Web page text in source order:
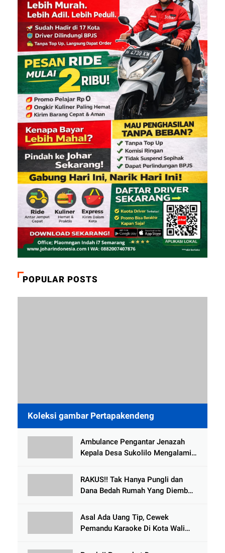
POPULAR POSTS
Koleksi gambar Pertapakendeng
Ambulance Pengantar Jenazah
Kepala Desa Sukolilo Mengalami
Meninggal Dunia
RAKUS!! Tak Hanya Pungli dan
Dana Bedah Rumah Yang Diembat,
Tlogowungu, di Duga
Selewengkan Bantuan Mushola
Asal Ada Uang Tip, Cewek
Pemandu Karaoke Di Kota Wali